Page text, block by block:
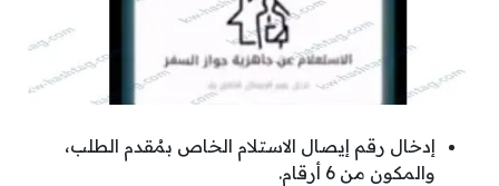
إدخال رقم إيصال الاستلام الخاص بمُقدم الطلب،
والمكون من 6 أرقام.